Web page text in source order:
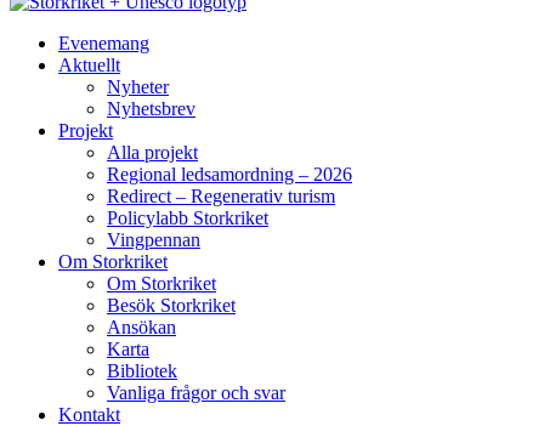
Evenemang
Aktuellt
Nyheter
Nyhetsbrev
Projekt
Alla projekt
Regional ledsamordning – 2026
Redirect – Regenerativ turism
Policylabb Storkriket
Vingpennan
Om Storkriket
Om Storkriket
Besök Storkriket
Ansökan
Karta
Bibliotek
Vanliga frågor och svar
Kontakt